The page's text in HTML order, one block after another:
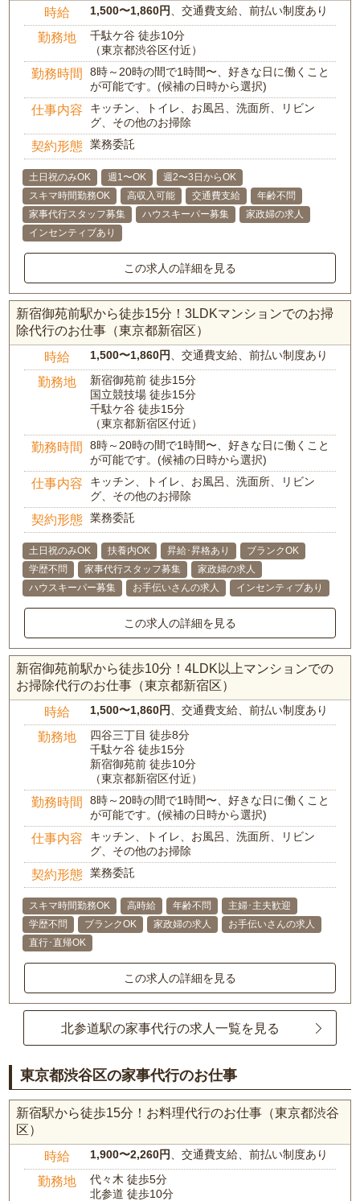
時給 1,500〜1,860円、交通費支給、前払い制度あり
勤務地
千駄ケ谷 徒歩10分
（東京都渋谷区付近）
勤務時間
8時～20時の間で1時間〜、好きな日に働くこと
が可能です。(候補の日時から選択)
仕事内容
キッチン、トイレ、お風呂、洗面所、リビン
グ、その他のお掃除
契約形態 業務委託
土日祝のみOK 週1〜OK
週2〜3日からOK
スキマ時間勤務OK
高収入可能 交通費支給
年齢不問
家事代行スタッフ募集
ハウスキーパー募集
家政婦の求人
インセンティブあり
この求人の詳細を見る
新宿御苑前駅から徒歩15分！3LDKマンションでのお掃
除代行のお仕事（東京都新宿区）
時給 1,500〜1,860円、交通費支給、前払い制度あり
勤務地
新宿御苑前 徒歩15分
国立競技場 徒歩15分
千駄ケ谷 徒歩15分
（東京都新宿区付近）
勤務時間
8時～20時の間で1時間〜、好きな日に働くこと
が可能です。(候補の日時から選択)
仕事内容
キッチン、トイレ、お風呂、洗面所、リビン
グ、その他のお掃除
契約形態 業務委託
土日祝のみOK 扶養内OK 昇給･昇格あり
ブランクOK
学歴不問
家事代行スタッフ募集
家政婦の求人
ハウスキーパー募集
お手伝いさんの求人 インセンティブあり
この求人の詳細を見る
新宿御苑前駅から徒歩10分！4LDK以上マンションでの
お掃除代行のお仕事（東京都新宿区）
時給 1,500〜1,860円、交通費支給、前払い制度あり
勤務地
四谷三丁目 徒歩8分
千駄ケ谷 徒歩15分
新宿御苑前 徒歩10分
（東京都新宿区付近）
勤務時間
8時～20時の間で1時間〜、好きな日に働くこと
が可能です。(候補の日時から選択)
仕事内容
キッチン、トイレ、お風呂、洗面所、リビン
グ、その他のお掃除
契約形態 業務委託
スキマ時間勤務OK 高時給 年齢不問
主婦･主夫歓迎
学歴不問
ブランクOK 家政婦の求人
お手伝いさんの求人
直行･直帰OK
この求人の詳細を見る
北参道駅の家事代行の求人一覧を見る
東京都渋谷区の家事代行のお仕事
新宿駅から徒歩15分！お料理代行のお仕事（東京都渋谷
区）
時給 1,900〜2,260円 、交通費支給、前払い制度あり
勤務地
代々木 徒歩5分
北参道 徒歩10分